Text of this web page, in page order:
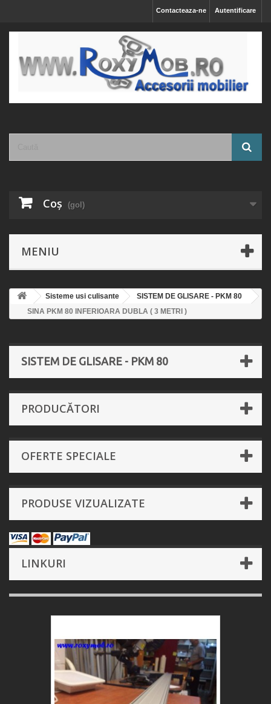
Autentificare
Contacteaza-ne
Coş (gol)
MENIU
Sisteme usi culisante
SISTEM DE GLISARE - PKM 80
SINA PKM 80 INFERIOARA DUBLA ( 3 METRI )
SISTEM DE GLISARE - PKM 80
PRODUCĂTORI
OFERTE SPECIALE
PRODUSE VIZUALIZATE
LINKURI